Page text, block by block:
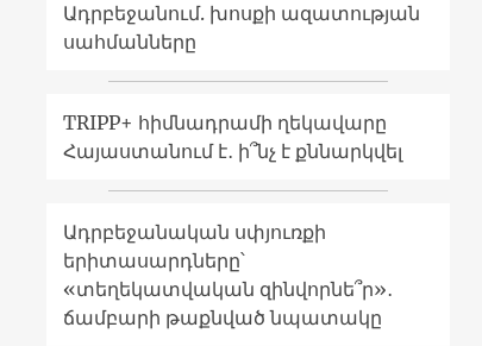
Ադրբեջանում. խոսքի ազատության
սահմանները
TRIPP+ հիմնադրամի ղեկավարը
Հայաստանում է․ ի՞նչ է քննարկվել
Ադրբեջանական սփյուռքի
երիտասարդները՝
«տեղեկատվական զինվորնե՞ր»․
ճամբարի թաքնված նպատակը